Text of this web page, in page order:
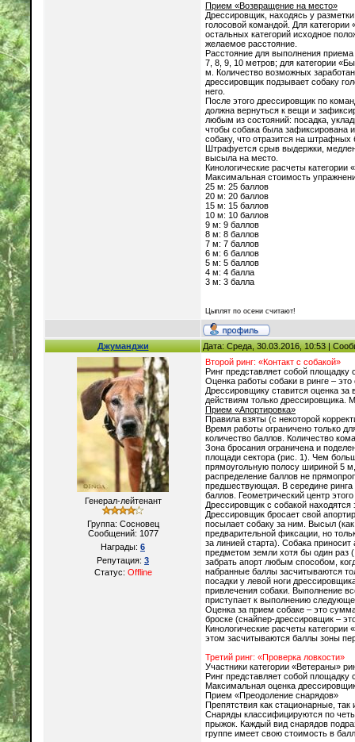
Прием «Возвращение на место»
Дрессировщик, находясь у
голосовой командой. Для
остальных категорий исходное
желаемое расстояние.
Расстояние для выполнения
7, 8, 9, 10 метров; для категории
м. Количество возможных
дрессировщик подзывает собаку
него.
После этого дрессировщик по
должна вернуться к вещи и
любым из состояний: посадка,
чтобы собака была зафиксирована
собаку, что отразится на
Штрафуется срыв выдержки,
высыла на место.
Кинологические расчеты
Максимальная стоимость
25 м: 25 баллов
20 м: 20 баллов
15 м: 15 баллов
10 м: 10 баллов
9 м: 9 баллов
8 м: 8 баллов
7 м: 7 баллов
6 м: 6 баллов
5 м: 5 баллов
4 м: 4 балла
3 м: 3 балла
Цыплят по осени считают!
Джуманджи Дата: Среда, 30.03.2016, 10:53 |
Генерал-лейтенант
Группа: Сосновец
Сообщений: 1077
Награды: 6
Репутация: 3
Статус: Offline
Второй ринг: «Контакт с собакой»
Ринг представляет собой площадку
Оценка работы собаки в ринге –
Дрессировщику ставится оценка
действиям только дрессировщика.
Прием «Апортировка»
Правила взяты (с некоторой
Время работы ограничено только
количество баллов. Количество
Зона бросания ограничена и
площади сектора (рис. 1). Чем
прямоугольную полосу шириной 5
распределение баллов не
предшествующая. В середине
баллов. Геометрический центр
Дрессировщик с собакой
Дрессировщик бросает свой
посылает собаку за ним. Высыл
предварительной фиксации, но
за линией старта). Собака
предметом земли хотя бы один раз
забрать апорт любым способом,
набранные баллы засчитываются
посадки у левой ноги
привлечения собаки. Выполнение
приступает к выполнению
Оценка за прием собаке – это
броске (снайпер-дрессировщик –
Кинологические расчеты
этом засчитываются баллы зоны
Третий ринг: «Проверка ловкости»
Участники категории «Ветераны»
Ринг представляет собой
Максимальная оценка
Прием «Преодоление снарядов»
Препятствия как стационарные,
Снаряды классифицируются по
прыжок. Каждый вид снарядов
группе имеет свою стоимость в